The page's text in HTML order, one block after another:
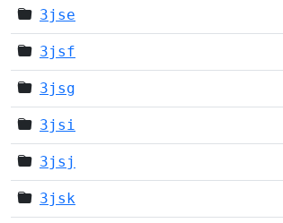
3jse
3jsf
3jsg
3jsi
3jsj
3jsk